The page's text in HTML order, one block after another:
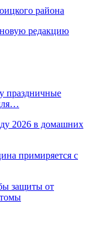
района
редакцию
праздничные
2026 в домашних
примиряется с
защиты от